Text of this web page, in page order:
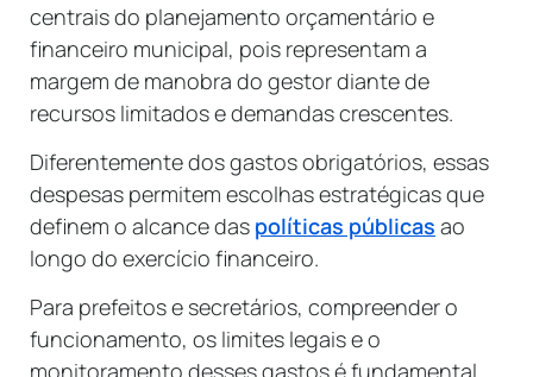
centrais do planejamento orçamentário e
financeiro municipal, pois representam a
margem de manobra do gestor diante de
recursos limitados e demandas crescentes.
Diferentemente dos gastos obrigatórios, essas
despesas permitem escolhas estratégicas que
definem o alcance das políticas públicas ao
longo do exercício financeiro.
Para prefeitos e secretários, compreender o
funcionamento, os limites legais e o